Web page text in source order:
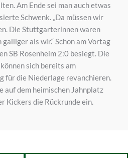
Am Ende sei man auch etwas
Schwenk. „Da müssen wir
Die Stuttgarterinnen waren
als wir.“ Schon am Vortag
SB Rosenheim 2:0 besiegt. Die
sich bereits am
für die Niederlage revanchieren.
auf dem heimischen Jahnplatz
Kickers die Rückrunde ein.